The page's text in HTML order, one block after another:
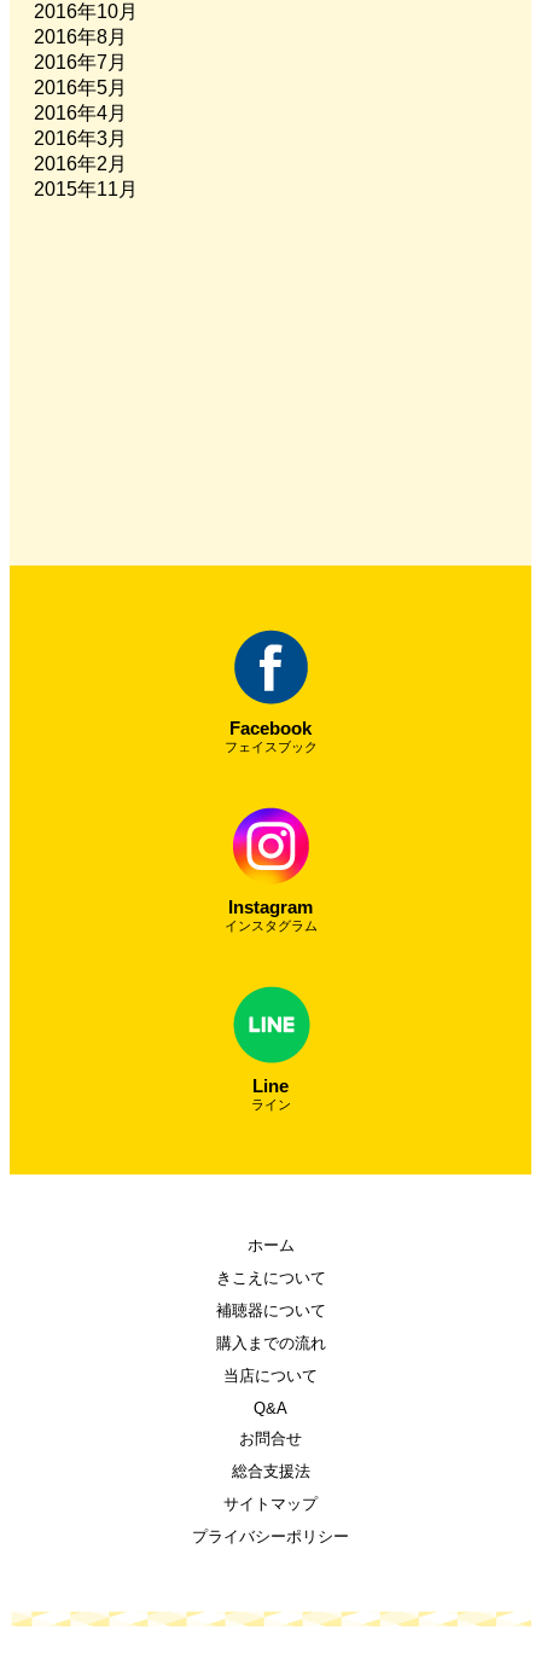
2016年10月
2016年8月
2016年7月
2016年5月
2016年4月
2016年3月
2016年2月
2015年11月
Facebook
フェイスブック
Instagram
インスタグラム
Line
ライン
ホーム
きこえについて
補聴器について
購入までの流れ
当店について
Q&A
お問合せ
総合支援法
サイトマップ
プライバシーポリシー